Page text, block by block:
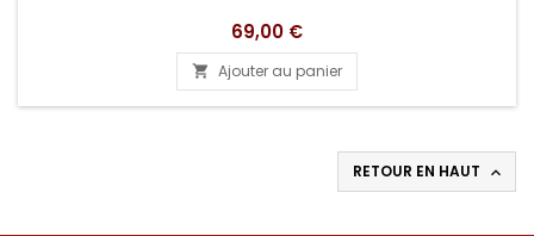
Prix
69,00 €
 Ajouter au panier
RETOUR EN HAUT 